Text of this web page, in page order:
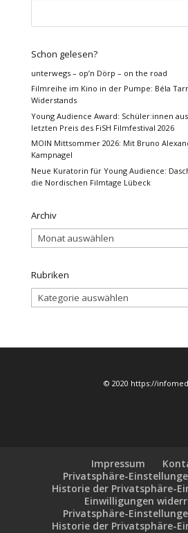
Schon gelesen?
unterwegs – op’n Dörp – on the road
Filmreihe im Kino in der Pumpe: Béla
Widerstands
Young Audience Award: Schüler:innen
letzten Preis des FiSH Filmfestival 2026
MOIN Mittsommer 2026: Mit Bruno
Kampnagel
Neue Kuratorin für Young Audience:
die Nordischen Filmtage Lübeck
Archiv
Archiv
Rubriken
Rubriken
© 2020 https://
Impressum
Privatsphäre-
Historie der Privatsphäre-
Einwilligungen
Privatsphäre-
Historie der Privatsphäre-